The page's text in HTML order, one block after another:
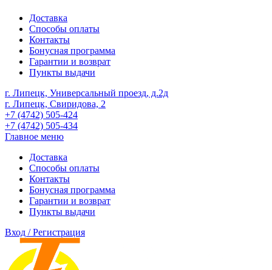
Доставка
Способы оплаты
Контакты
Бонусная программа
Гарантии и возврат
Пункты выдачи
г. Липецк, Универсальный проезд, д.2д
г. Липецк, Свиридова, 2
+7 (4742) 505-424
+7 (4742) 505-434
Главное меню
Доставка
Способы оплаты
Контакты
Бонусная программа
Гарантии и возврат
Пункты выдачи
Вход / Регистрация